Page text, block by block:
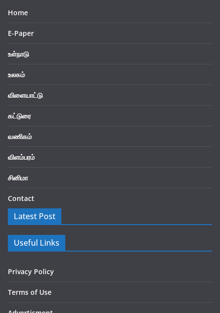
Home
E-Paper
உள்நாடு
உலகம்
விளையாட்டு
கட்டுரை
வணிகம்
விளம்பரம்
சினிமா
Contact
Latest Post
Useful Links
Privacy Policy
Terms of Use